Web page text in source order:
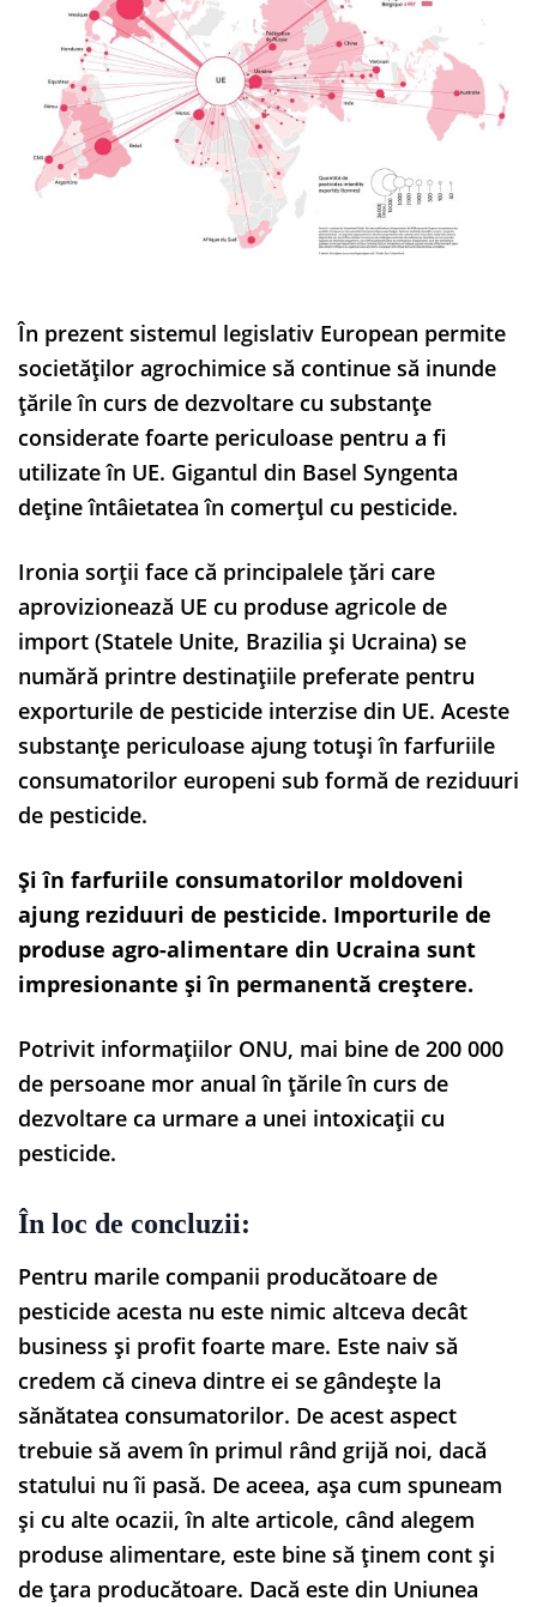
În prezent sistemul legislativ European permite
societăților agrochimice să continue să inunde
țările în curs de dezvoltare cu substanțe
considerate foarte periculoase pentru a fi
utilizate în UE. Gigantul din Basel Syngenta
deține întâietatea în comerțul cu pesticide.
Ironia sorții face că principalele țări care
aprovizionează UE cu produse agricole de
import (Statele Unite, Brazilia și Ucraina) se
numără printre destinațiile preferate pentru
exporturile de pesticide interzise din UE. Aceste
substanțe periculoase ajung totuși în farfuriile
consumatorilor europeni sub formă de reziduuri
de pesticide.
Și în farfuriile consumatorilor moldoveni
ajung reziduuri de pesticide. Importurile de
produse agro-alimentare din Ucraina sunt
impresionante și în permanentă creștere.
Potrivit informațiilor ONU, mai bine de 200 000
de persoane mor anual în țările în curs de
dezvoltare ca urmare a unei intoxicații cu
pesticide.
În loc de concluzii:
Pentru marile companii producătoare de
pesticide acesta nu este nimic altceva decât
business și profit foarte mare. Este naiv să
credem că cineva dintre ei se gândește la
sănătatea consumatorilor. De acest aspect
trebuie să avem în primul rând grijă noi, dacă
statului nu îi pasă. De aceea, așa cum spuneam
și cu alte ocazii, în alte articole, când alegem
produse alimentare, este bine să ținem cont și
de țara producătoare. Dacă este din Uniunea